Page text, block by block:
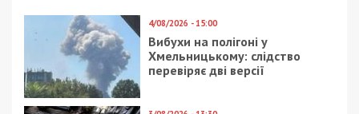
Facebook
Telegram
Twitter
WhatsApp
ViberEmail
Категории: Головне за день,Популярні
новини минулого тижня
Суспільство
Метки:бюджет,